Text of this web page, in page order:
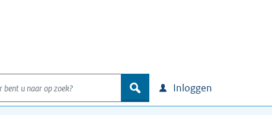
u naar op zoek?
zoek Inloggen